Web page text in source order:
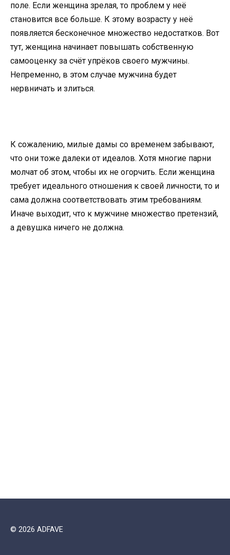
поле. Если женщина зрелая, то проблем у неё
становится все больше. К этому возрасту у неё
появляется бесконечное множество недостатков. Вот
тут, женщина начинает повышать собственную
самооценку за счёт упрёков своего мужчины.
Непременно, в этом случае мужчина будет
нервничать и злиться.
К сожалению, милые дамы со временем забывают,
что они тоже далеки от идеалов. Хотя многие парни
молчат об этом, чтобы их не огорчить. Если женщина
требует идеального отношения к своей личности, то и
сама должна соответствовать этим требованиям.
Иначе выходит, что к мужчине множество претензий,
а девушка ничего не должна.
© 2026 ADFAVE